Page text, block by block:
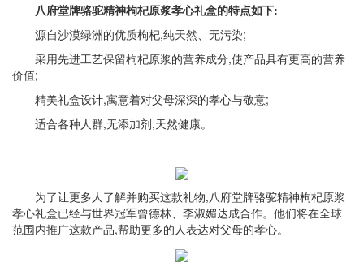
八府堂牌骆驼精神枸杞原浆孝心礼盒的特点如下:
源自沙漠绿洲的优质枸杞,纯天然、无污染;
采用先进工艺保留枸杞原浆的营养成分,使产品具有更高的营养
价值;
精美礼盒设计,寓意着对父母深深的孝心与敬意;
适合各种人群,无添加剂,天然健康。
为了让更多人了解并购买这款礼物,八府堂牌骆驼精神枸杞原浆
孝心礼盒已经与世界冠军曾德林、李淑媚达成合作。他们将在全球
范围内推广这款产品,帮助更多的人表达对父母的孝心。